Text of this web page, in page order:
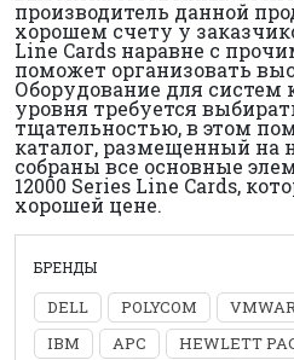
производитель данной
хорошем счету у
Line Cards наравне с
поможет организовать
Оборудование для систем
уровня требуется
тщательностью, в этом
каталог, размещенный на
собраны все основные
12000 Series Line Cards,
хорошей цене.
БРЕНДЫ
DELL POLYCOM
IBM
APC HEWLETT